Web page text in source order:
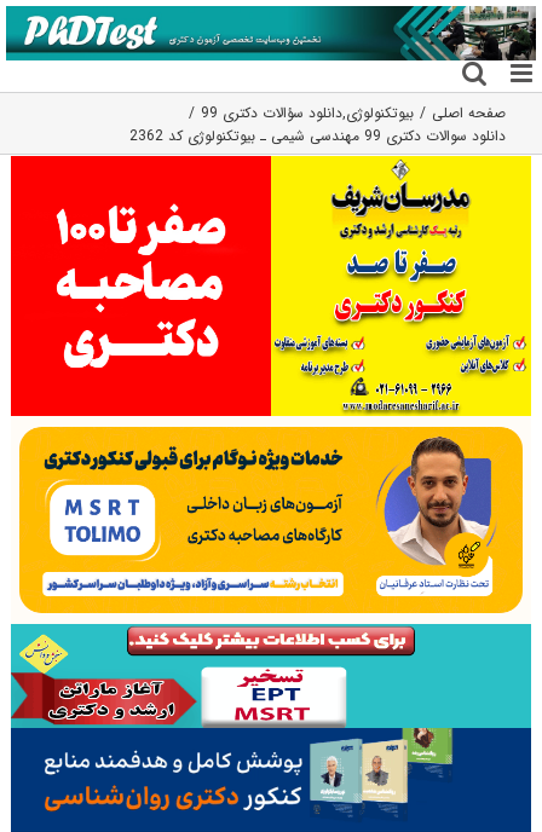
رفتن
به
محتوا
صفحه اصلی بیوتکنولوژی,دانلود سؤالات دکتری 99
دانلود سوالات دکتری 99 مهندسی شیمی ـ بیوتکنولوژی کد 2362